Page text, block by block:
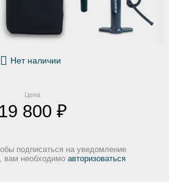
Нет наличии
Цена
19 800 ₽
подписаться на уведомление
вам необходимо авторизоваться